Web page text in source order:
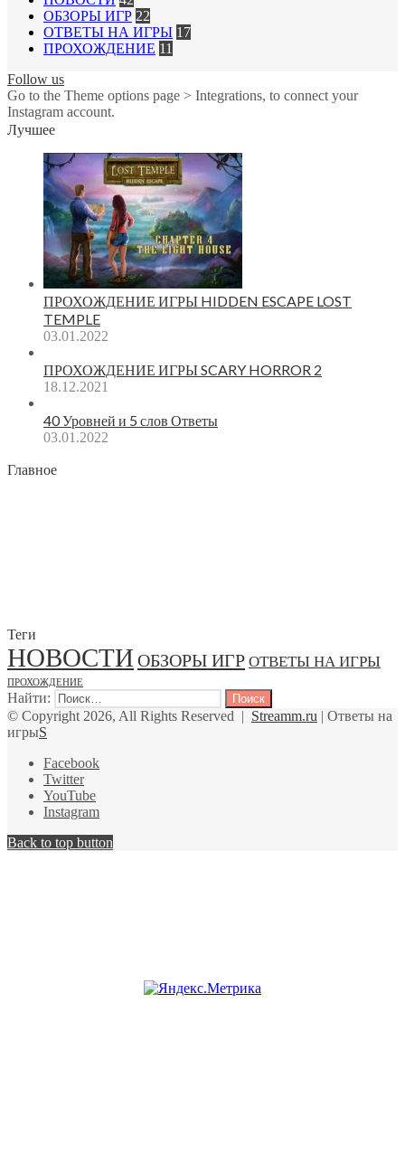
ОБЗОРЫ ИГР 22
ОТВЕТЫ НА ИГРЫ 17
ПРОХОЖДЕНИЕ 11
Follow us
Go to the Theme options page > Integrations, to connect your
Instagram account.
Лучшее
ПРОХОЖДЕНИЕ ИГРЫ HIDDEN ESCAPE LOST
TEMPLE
03.01.2022
ПРОХОЖДЕНИЕ ИГРЫ SCARY HORROR 2
18.12.2021
40 Уровней и 5 слов Ответы
03.01.2022
Главное
Теги
НОВОСТИ ОБЗОРЫ ИГР ОТВЕТЫ НА ИГРЫ
ПРОХОЖДЕНИЕ
Найти:
© Copyright 2026, All Rights Reserved | Streamm.ru | Ответы на
игрыS
Facebook
Twitter
YouTube
Instagram
Back to top button